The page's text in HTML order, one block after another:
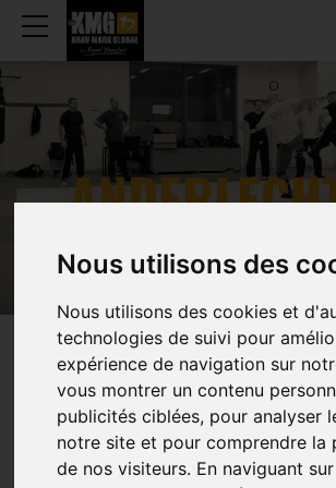
Nous utilisons des
Nous utilisons des cookies et
technologies de suivi pour
expérience de navigation sur
vous montrer un contenu
publicités ciblées, pour analyser
notre site et pour comprendre la
de nos visiteurs. En naviguant
WEKELIJKS
TRAINING (VOLWASSENEN)